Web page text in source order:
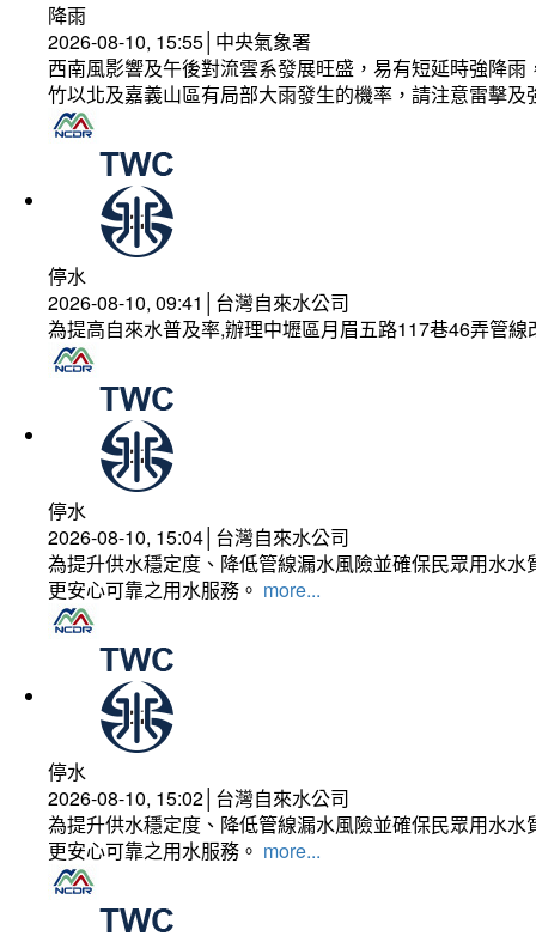
降雨
2026-08-10, 15:55│中央氣象署
西南風影響及午後對流雲系發展旺盛，易有短延時強降
竹以北及嘉義山區有局部大雨發生的機率，請注意雷擊
停水
2026-08-10, 09:41│台灣自來水公司
為提高自來水普及率,辦理中壢區月眉五路117巷46弄管
停水
2026-08-10, 15:04│台灣自來水公司
為提升供水穩定度、降低管線漏水風險並確保民眾用水
更安心可靠之用水服務。 more...
停水
2026-08-10, 15:02│台灣自來水公司
為提升供水穩定度、降低管線漏水風險並確保民眾用水
更安心可靠之用水服務。 more...